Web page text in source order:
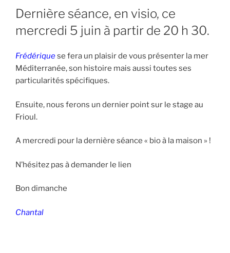
Dernière séance, en visio, ce
mercredi 5 juin à partir de 20 h 30.
Frédériquese fera un plaisir de vous présenter la mer
Méditerranée, son histoire mais aussi toutes ses
particularités spécifiques.
Ensuite, nous ferons un dernier point sur le stage au
Frioul.
A mercredi pour la dernière séance « bio à la maison » !
N’hésitez pas à demander le lien
Bon dimanche
Chantal